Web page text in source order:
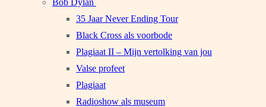
Bob Dylan
35 Jaar Never Ending Tour
Black Cross als voorbode
Plagiaat II – Mijn vertolking van jou
Valse profeet
Plagiaat
Radioshow als museum